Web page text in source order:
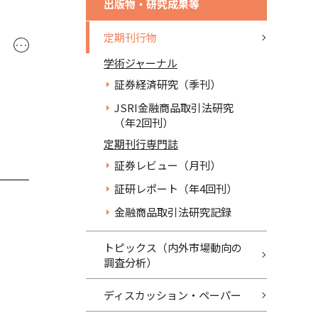
･･･
出版物・研究成果等
定期刊行物
学術ジャーナル
証券経済研究（季刊）
JSRI金融商品取引法研究
（年2回刊）
定期刊行専門誌
証券レビュー（月刊）
証研レポート（年4回刊）
金融商品取引法研究記録
トピックス（内外市場動向の
調査分析）
ディスカッション・ペーパー